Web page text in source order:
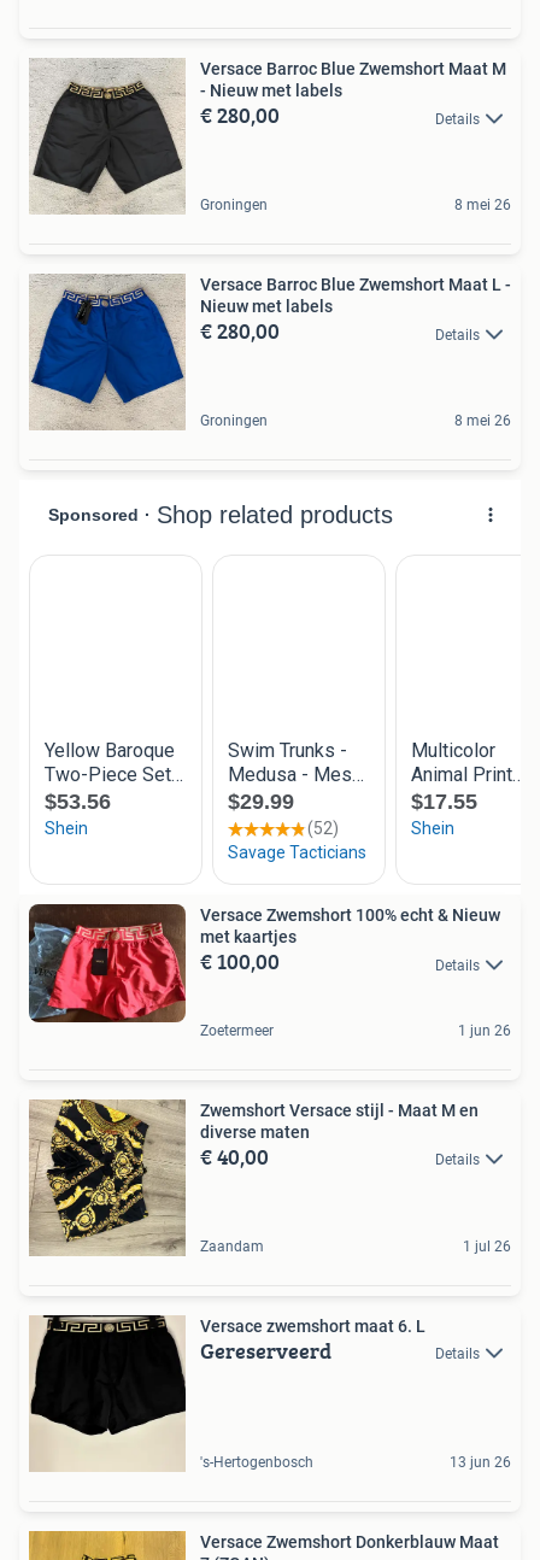
Versace Barroc Blue Zwemshort Maat M
- Nieuw met labels
€ 280,00 Details
Groningen 8 mei 26
Versace Barroc Blue Zwemshort Maat L -
Nieuw met labels
€ 280,00 Details
Groningen 8 mei 26
Versace Zwemshort 100% echt & Nieuw
met kaartjes
€ 100,00 Details
Zoetermeer 1 jun 26
Zwemshort Versace stijl - Maat M en
diverse maten
€ 40,00 Details
Zaandam 1 jul 26
Versace zwemshort maat 6. L
Gereserveerd Details
's-Hertogenbosch 13 jun 26
Versace Zwemshort Donkerblauw Maat